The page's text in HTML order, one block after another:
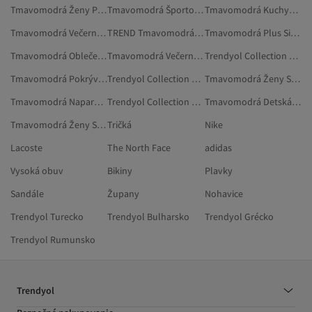
Tmavomodrá Ženy Pokrývky Hlavy
Tmavomodrá Športové Legíny
Tmavomodrá Kuchynské Utierky A Utierky Na Sušenie
Tmavomodrá Večerné Kabelky
TREND Tmavomodrá Oblečenie
Tmavomodrá Plus Size Legíny
Tmavomodrá Oblečenie
Tmavomodrá Večerná Obuv
Trendyol Collection Fialová Legíny
Tmavomodrá Pokrývky Hlavy
Trendyol Collection Tmavomodrá Kraťasy
Tmavomodrá Ženy Skromné Dvojdielne Súpravy
Tmavomodrá Naparovacie Žehličky
Trendyol Collection Hnedá Legíny
Tmavomodrá Detská Výbava
Tmavomodrá Ženy Skromné OblečenieTričká
Nike
Lacoste
The North Face
adidas
Vysoká obuv
Bikiny
Plavky
Sandále
Župany
Nohavice
Trendyol Turecko
Trendyol Bulharsko
Trendyol Grécko
Trendyol Rumunsko
Trendyol